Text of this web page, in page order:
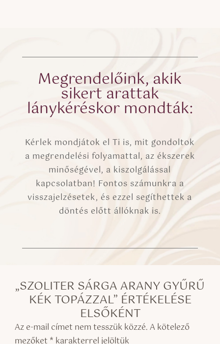
Megrendelőink, akik
sikert arattak
lánykéréskor mondták:
Kérlek mondjátok el Ti is, mit gondoltok
a megrendelési folyamattal, az ékszerek
minőségével, a kiszolgálással
kapcsolatban! Fontos számunkra a
visszajelzésetek, és ezzel segíthettek a
döntés előtt állóknak is.
„SZOLITER SÁRGA ARANY GYŰRŰ
KÉK TOPÁZZAL” ÉRTÉKELÉSE
ELSŐKÉNT
Az e-mail címet nem tesszük közzé.A kötelező
mezőket * karakterrel jelöltük